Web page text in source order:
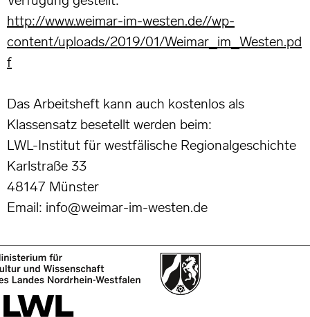
http://www.weimar-im-westen.de//wp-
content/uploads/2019/01/Weimar_im_Westen.pd
f
Das Arbeitsheft kann auch kostenlos als
Klassensatz besetellt werden beim:
LWL-Institut für westfälische Regionalgeschichte
Karlstraße 33
48147 Münster
Email: info@weimar-im-westen.de